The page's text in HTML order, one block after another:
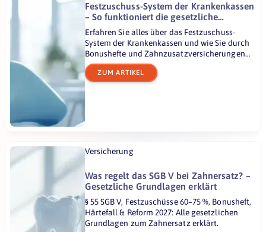
Festzuschuss-System der Krankenkassen
– So funktioniert die gesetzliche
Regelung (§ 55 SGB V)
Erfahren Sie alles über das Festzuschuss-
System der Krankenkassen und wie Sie durch
Bonushefte und Zahnzusatzversicherungen
Ihren Eigenanteil senken.
ZUM ARTIKEL
Versicherung
Was regelt das SGB V bei Zahnersatz? –
Gesetzliche Grundlagen erklärt
§ 55 SGB V, Festzuschüsse 60–75 %, Bonusheft,
Härtefall & Reform 2027: Alle gesetzlichen
Grundlagen zum Zahnersatz erklärt.